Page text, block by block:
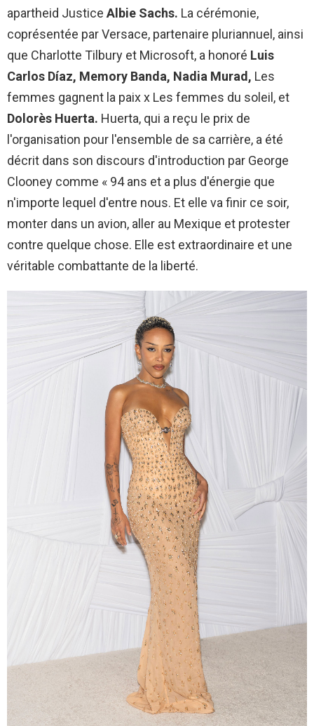
apartheid Justice Albie Sachs. La cérémonie,
coprésentée par Versace, partenaire pluriannuel, ainsi
que Charlotte Tilbury et Microsoft, a honoré Luis
Carlos Díaz, Memory Banda, Nadia Murad, Les
femmes gagnent la paix x Les femmes du soleil, et
Dolorès Huerta. Huerta, qui a reçu le prix de
l'organisation pour l'ensemble de sa carrière, a été
décrit dans son discours d'introduction par George
Clooney comme « 94 ans et a plus d'énergie que
n'importe lequel d'entre nous. Et elle va finir ce soir,
monter dans un avion, aller au Mexique et protester
contre quelque chose. Elle est extraordinaire et une
véritable combattante de la liberté.